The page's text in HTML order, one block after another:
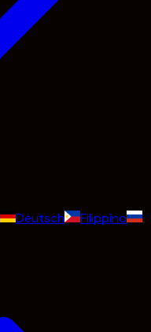
Deutsch
Filippino